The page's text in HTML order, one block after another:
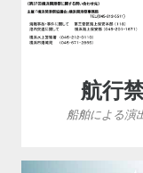
航行
船舶による演